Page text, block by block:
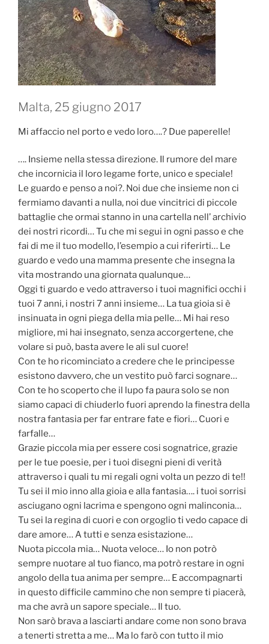
Malta, 25 giugno 2017
Mi affaccio nel porto e vedo loro….? Due paperelle!
…. Insieme nella stessa direzione. Il rumore del mare
che incornicia il loro legame forte, unico e speciale!
Le guardo e penso a noi?. Noi due che insieme non ci
fermiamo davanti a nulla, noi due vincitrici di piccole
battaglie che ormai stanno in una cartella nell’ archivio
dei nostri ricordi… Tu che mi segui in ogni passo e che
fai di me il tuo modello, l’esempio a cui riferirti… Le
guardo e vedo una mamma presente che insegna la
vita mostrando una giornata qualunque…
Oggi ti guardo e vedo attraverso i tuoi magnifici occhi i
tuoi 7 anni, i nostri 7 anni insieme… La tua gioia si è
insinuata in ogni piega della mia pelle… Mi hai reso
migliore, mi hai insegnato, senza accorgertene, che
volare si può, basta avere le ali sul cuore!
Con te ho ricominciato a credere che le principesse
esistono davvero, che un vestito può farci sognare…
Con te ho scoperto che il lupo fa paura solo se non
siamo capaci di chiuderlo fuori aprendo la finestra della
nostra fantasia per far entrare fate e fiori… Cuori e
farfalle…
Grazie piccola mia per essere cosi sognatrice, grazie
per le tue poesie, per i tuoi disegni pieni di verità
attraverso i quali tu mi regali ogni volta un pezzo di te!!
Tu sei il mio inno alla gioia e alla fantasia…. i tuoi sorrisi
asciugano ogni lacrima e spengono ogni malinconia…
Tu sei la regina di cuori e con orgoglio ti vedo capace di
dare amore… A tutti e senza esistazione…
Nuota piccola mia… Nuota veloce… Io non potrò
sempre nuotare al tuo fianco, ma potrò restare in ogni
angolo della tua anima per sempre… E accompagnarti
in questo difficile cammino che non sempre ti piacerà,
ma che avrà un sapore speciale… Il tuo.
Non sarò brava a lasciarti andare come non sono brava
a tenerti stretta a me… Ma lo farò con tutto il mio